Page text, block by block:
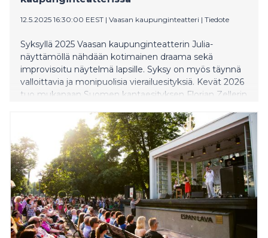
12.5.2025 16:30:00 EEST | Vaasan kaupunginteatteri | Tiedote
Syksyllä 2025 Vaasan kaupunginteatterin Julia-
näyttämöllä nähdään kotimainen draama sekä
improvisoitu näytelmä lapsille. Syksy on myös täynnä
valloittavia ja monipuolisia vierailuesityksiä. Kevät 2026
tuo mukanaan Suomen kantaesityksen Florian Zellerin